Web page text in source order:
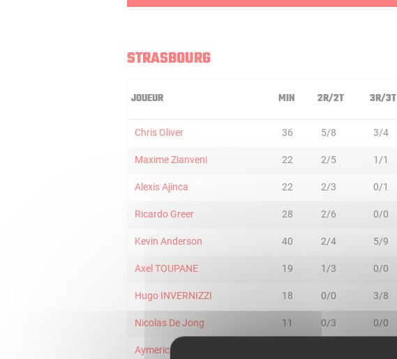
STRASBOURG
JOUEUR MIN 2R/2T 3R/3T
Chris Oliver 36 5/8 3/4
Maxime Zianveni 22 2/5 1/1
Alexis Ajinca 22 2/3 0/1
Ricardo Greer 28 2/6 0/0
Kevin Anderson 40 2/4 5/9
Axel TOUPANE 19 1/3 0/0
Hugo INVERNIZZI 18 0/0 3/8
Nicolas De Jong 11 0/3 0/0
Aymeric Jeanneau